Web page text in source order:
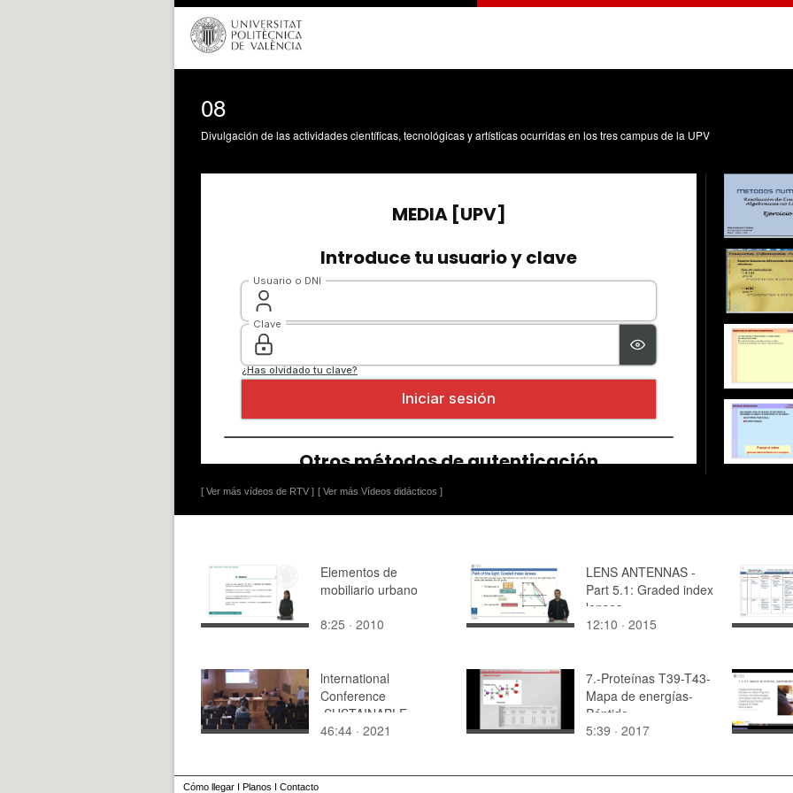
08
Divulgación de las actividades científicas, tecnológicas y artísticas ocurridas en los tres campus de la UPV
[ Ver más vídeos de RTV ] [ Ver más Vídeos didácticos ]
Elementos de
mobiliario urbano
8:25 · 2010
LENS ANTENNAS -
Part 5.1: Graded index
lenses.
12:10 · 2015
lnternational
Conference
.SUSTAINABLE
CONSTRUCTION
46:44 · 2021
7.-Proteínas T39-T43-
Mapa de energías-
Péptido
5:39 · 2017
Cómo llegar I Planos I Contacto